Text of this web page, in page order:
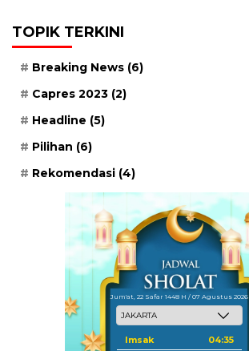
TOPIK TERKINI
Breaking News (6)
Capres 2023 (2)
Headline (5)
Pilihan (6)
Rekomendasi (4)
Jum'at, 22 Safar 1448 H / 07 Agustus 2026
Imsak 04:35